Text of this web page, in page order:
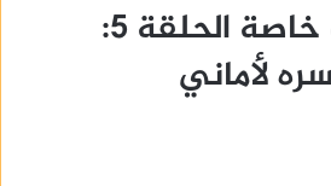
مسلسل حالة خاصة الحلقة 5:
لأماني